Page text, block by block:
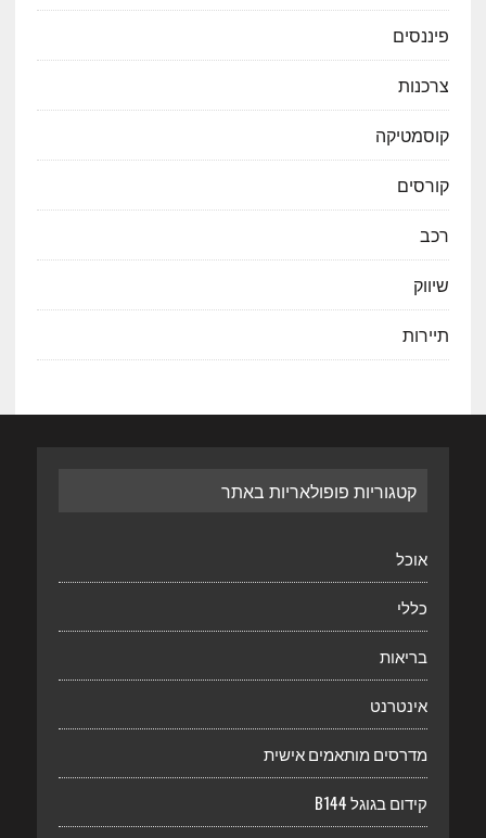
פיננסים
צרכנות
קוסמטיקה
קורסים
רכב
שיווק
תיירות
קטגוריות פופולאריות באתר
אוכל
כללי
בריאות
אינטרנט
מדרסים מותאמים אישית
קידום בגוגל B144